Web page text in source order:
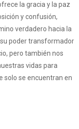
la gracia y la paz
y confusión,
verdadero hacia la
poder transformador
pero también nos
vidas para
solo se encuentran en